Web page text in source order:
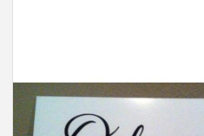
Brievenbussen